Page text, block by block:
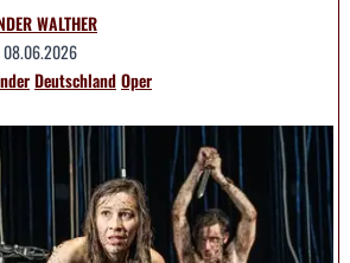
WALTHER
08.06.2026
DeutschlandOper